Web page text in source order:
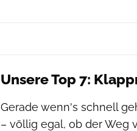
Unsere Top 7:
Gerade wenn's schnell
– völlig egal, ob der Weg